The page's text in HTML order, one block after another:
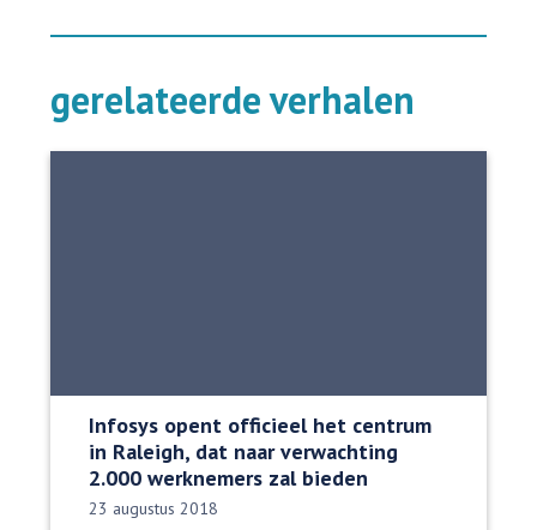
gerelateerde verhalen
Infosys opent officieel het centrum
in Raleigh, dat naar verwachting
2.000 werknemers zal bieden
Datum gepubliceerd:
23 augustus 2018